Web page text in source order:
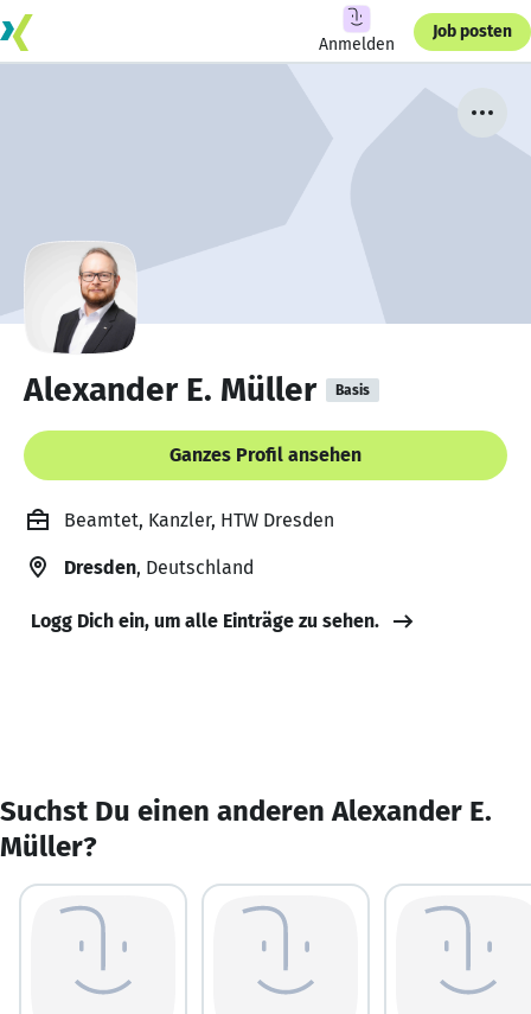
Anmelden
Job posten
Alexander E. Müller Basis
Ganzes Profil ansehen
Beamtet, Kanzler, HTW Dresden
Dresden, Deutschland
Logg Dich ein, um alle Einträge zu sehen.
Suchst Du einen anderen Alexander E.
Müller?